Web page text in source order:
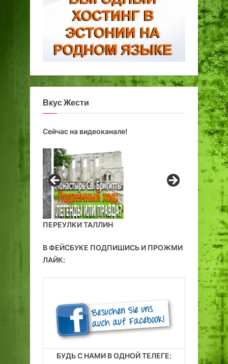
Вкус Жести
Сейчас на видеоканале!
ПЕРЕУЛКИ ТАЛЛИН
В ФЕЙСБУКЕ ПОДПИШИСЬ И ПРОЖМИ
ЛАЙК:
БУДЬ С НАМИ В ОДНОЙ ТЕЛЕГЕ: